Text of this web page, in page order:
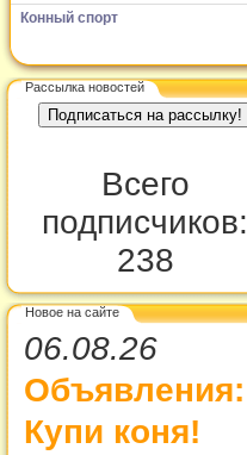
Конный спорт
Рассылка новостей
Всего
подписчиков:
238
Новое на сайте
06.08.26
Объявления:
Купи коня!